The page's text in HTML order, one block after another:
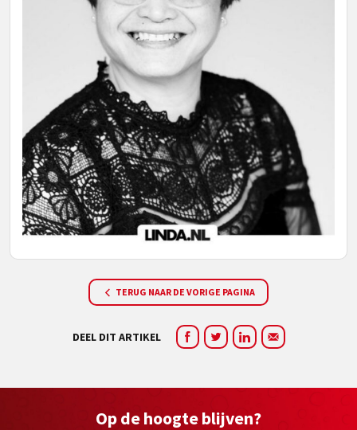
TERUG NAAR DE VORIGE PAGINA
DEEL DIT ARTIKEL
Op de hoogte blijven?